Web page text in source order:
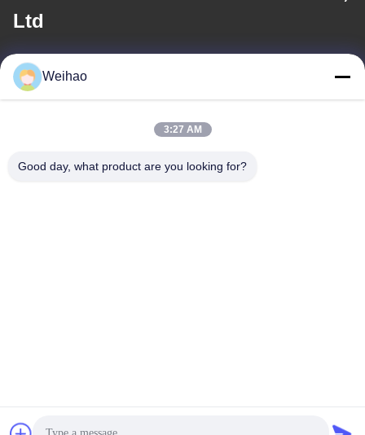
Ltd
Correo electrónico
408690175@qq.com
Nuestra Dirección
© de Copyright -2026 Bazhou Weihao Metal Products Co., Ltd .
Weihao
3:27 AM
Good day, what product are you looking for?